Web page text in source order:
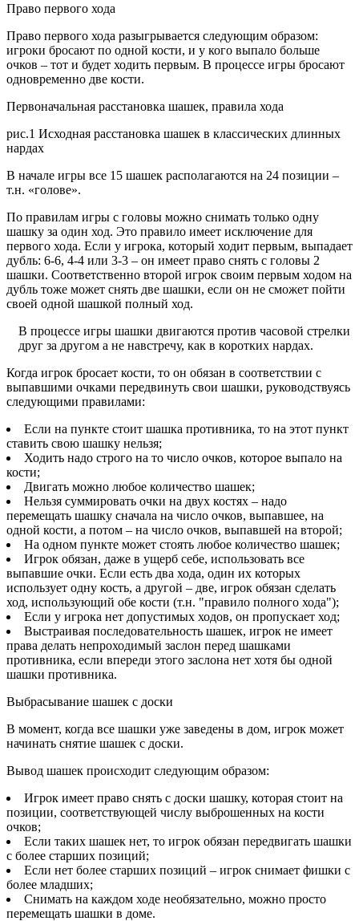
Право первого хода
Право первого хода разыгрывается следующим образом:
игроки бросают по одной кости, и у кого выпало больше
очков – тот и будет ходить первым. В процессе игры бросают
одновременно две кости.
Первоначальная расстановка шашек, правила хода
рис.1 Исходная расстановка шашек в классических длинных
нардах
В начале игры все 15 шашек располагаются на 24 позиции –
т.н. «голове».
По правилам игры с головы можно снимать только одну
шашку за один ход. Это правило имеет исключение для
первого хода. Если у игрока, который ходит первым, выпадает
дубль: 6-6, 4-4 или 3-3 – он имеет право снять с головы 2
шашки. Соответственно второй игрок своим первым ходом на
дубль тоже может снять две шашки, если он не сможет пойти
своей одной шашкой полный ход.
В процессе игры шашки двигаются против часовой стрелки
друг за другом а не навстречу, как в коротких нардах.
Когда игрок бросает кости, то он обязан в соответствии с
выпавшими очками передвинуть свои шашки, руководствуясь
следующими правилами:
Если на пункте стоит шашка противника, то на этот пункт
ставить свою шашку нельзя;
Ходить надо строго на то число очков, которое выпало на
кости;
Двигать можно любое количество шашек;
Нельзя суммировать очки на двух костях – надо
перемещать шашку сначала на число очков, выпавшее, на
одной кости, а потом – на число очков, выпавшей на второй;
На одном пункте может стоять любое количество шашек;
Игрок обязан, даже в ущерб себе, использовать все
выпавшие очки. Если есть два хода, один их которых
использует одну кость, а другой – две, игрок обязан сделать
ход, использующий обе кости (т.н. "правило полного хода");
Если у игрока нет допустимых ходов, он пропускает ход;
Выстраивая последовательность шашек, игрок не имеет
права делать непроходимый заслон перед шашками
противника, если впереди этого заслона нет хотя бы одной
шашки противника.
Выбрасывание шашек с доски
В момент, когда все шашки уже заведены в дом, игрок может
начинать снятие шашек с доски.
Вывод шашек происходит следующим образом:
Игрок имеет право снять с доски шашку, которая стоит на
позиции, соответствующей числу выброшенных на кости
очков;
Если таких шашек нет, то игрок обязан передвигать шашки
с более старших позиций;
Если нет более старших позиций – игрок снимает фишки с
более младших;
Снимать на каждом ходе необязательно, можно просто
перемещать шашки в доме.